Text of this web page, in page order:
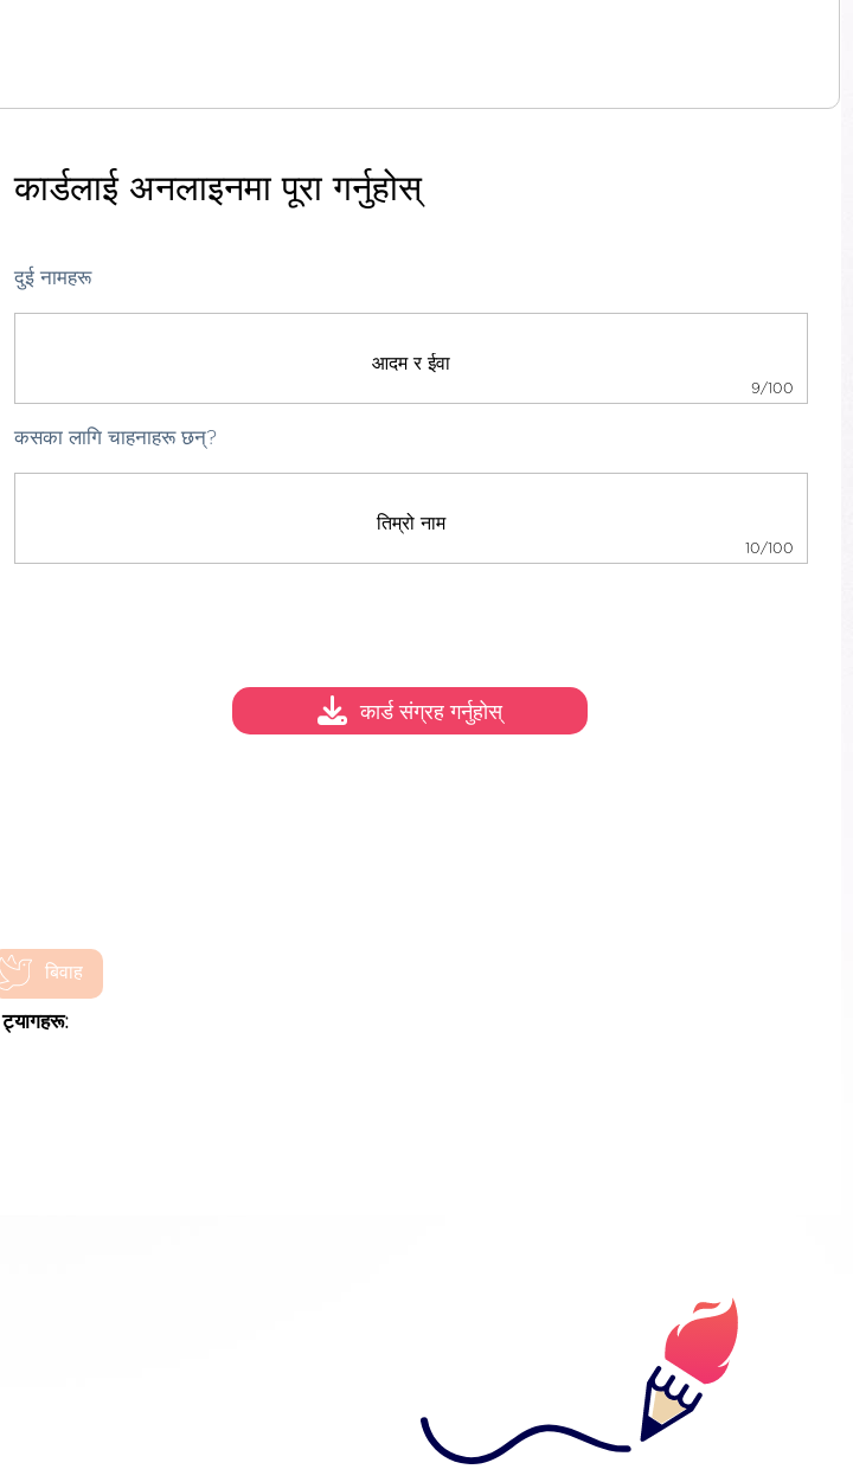
कार्डलाई अनलाइनमा पूरा गर्नुहोस्
दुई नामहरू
9/100
कसका लागि चाहनाहरू छन्?
10/100
बिवाह
ट्यागहरू:
कार्ड संग्रह गर्नुहोस्